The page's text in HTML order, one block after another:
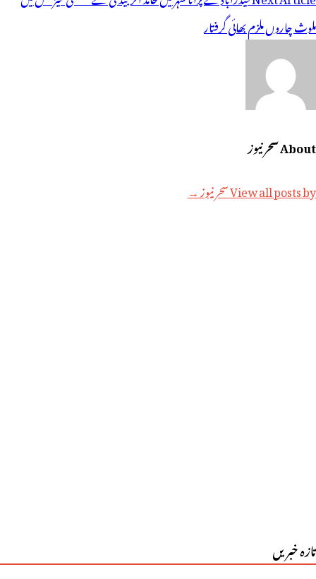
ملوث چاروں ملزم بھائی گرفتار
About سحر نیوز
View all posts by سحر نیوز →
تازہ خبریں